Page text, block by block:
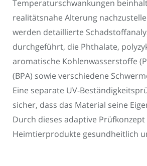
Temperaturschwankungen
realitätsnahe Alterung
werden detaillierte
durchgeführt, die Phthalate,
aromatische Kohlenwasserstoffe
(BPA) sowie verschiedene
Eine separate UV-
sicher, dass das Material seine
Durch dieses adaptive Prüfkonzept
Heimtierprodukte gesundheitlich